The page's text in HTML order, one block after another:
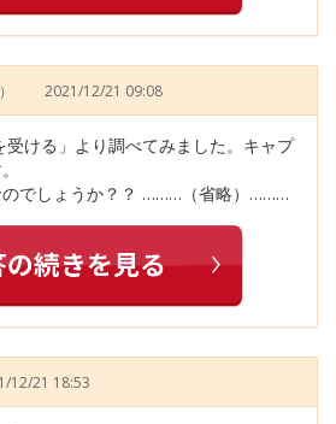
2021/12/21 09:08
受ける」より調べてみました。キャプ
のでしょうか？？ ………（省略）………
12/21 18:53